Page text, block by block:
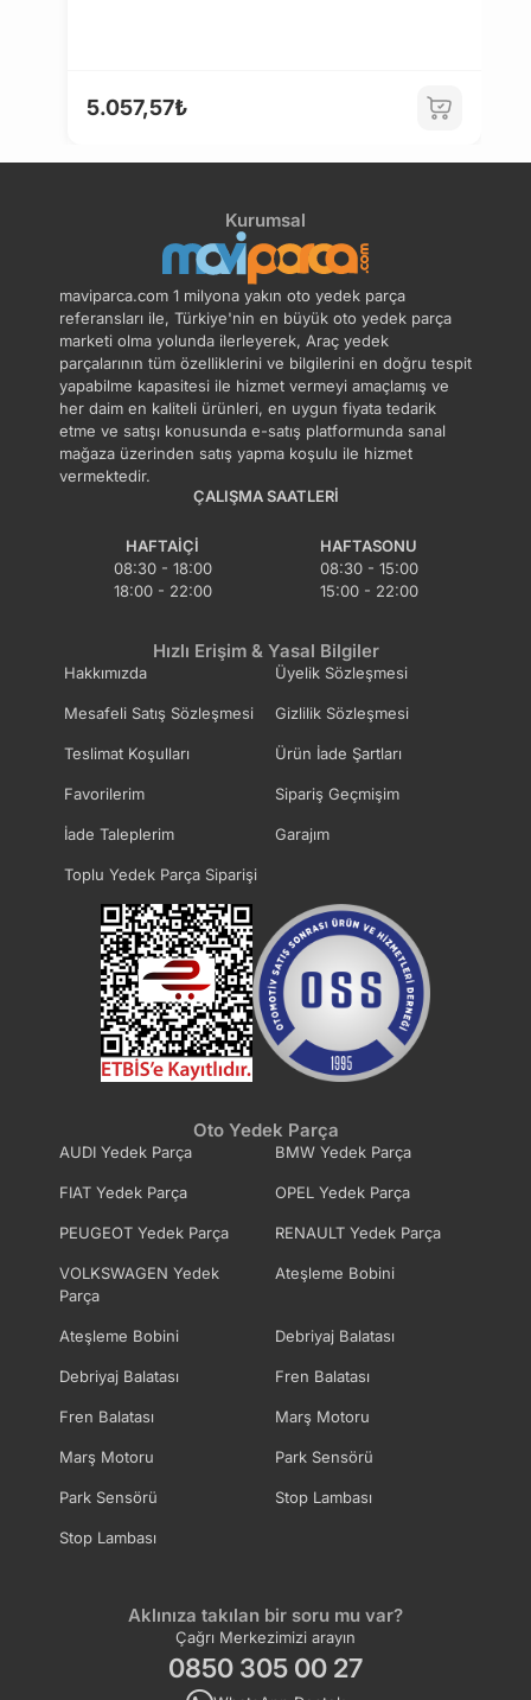
5.057,57₺
Kurumsal
maviparca.com 1 milyona yakın oto yedek parça
referansları ile, Türkiye'nin en büyük oto yedek parça
marketi olma yolunda ilerleyerek, Araç yedek
parçalarının tüm özelliklerini ve bilgilerini en doğru tespit
yapabilme kapasitesi ile hizmet vermeyi amaçlamış ve
her daim en kaliteli ürünleri, en uygun fiyata tedarik
etme ve satışı konusunda e-satış platformunda sanal
mağaza üzerinden satış yapma koşulu ile hizmet
vermektedir.
ÇALIŞMA SAATLERI
HAFTAIÇI
08:30 - 18:00
18:00 - 22:00
HAFTASONU
08:30 - 15:00
15:00 - 22:00
Hızlı Erişim & Yasal Bilgiler
Hakkımızda Üyelik Sözleşmesi
Mesafeli Satış Sözleşmesi Gizlilik Sözleşmesi
Teslimat Koşulları Ürün İade Şartları
Favorilerim Sipariş Geçmişim
İade Taleplerim Garajım
Toplu Yedek Parça Siparişi
Oto Yedek Parça
AUDI Yedek Parça BMW Yedek Parça
FIAT Yedek Parça OPEL Yedek Parça
PEUGEOT Yedek Parça RENAULT Yedek Parça
VOLKSWAGEN Yedek
Parça
Ateşleme Bobini
Ateşleme Bobini Debriyaj Balatası
Debriyaj Balatası Fren Balatası
Fren Balatası Marş Motoru
Marş Motoru Park Sensörü
Park Sensörü Stop Lambası
Stop Lambası
Aklınıza takılan bir soru mu var?
Çağrı Merkezimizi arayın
0850 305 00 27